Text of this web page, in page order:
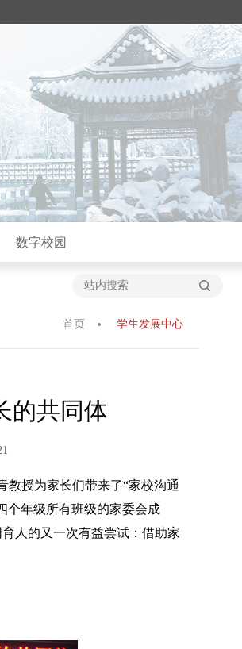
数字校园
首页 学生发展中心
的共同体
教授为家长们带来了“家校沟通
个年级所有班级的家委会成
人的又一次有益尝试：借助家